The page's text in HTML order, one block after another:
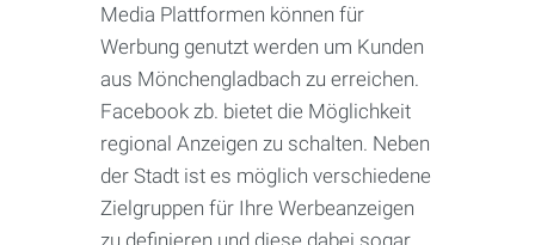
Media Plattformen können für
Werbung genutzt werden um Kunden
aus Mönchengladbach zu erreichen.
Facebook zb. bietet die Möglichkeit
regional Anzeigen zu schalten. Neben
der Stadt ist es möglich verschiedene
Zielgruppen für Ihre Werbeanzeigen
zu definieren und diese dabei sogar